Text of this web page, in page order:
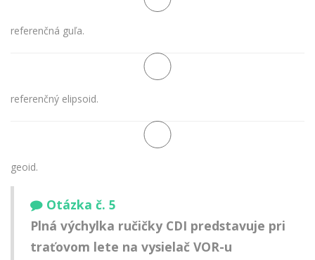
referenčná guľa.
referenčný elipsoid.
geoid.
Otázka č. 5
Plná výchylka ručičky CDI predstavuje pri
traťovom lete na vysielač VOR-u